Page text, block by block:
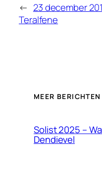
← 23 december
Teralfene
MEER BERICHTEN
Solist 2025 –
Dendievel